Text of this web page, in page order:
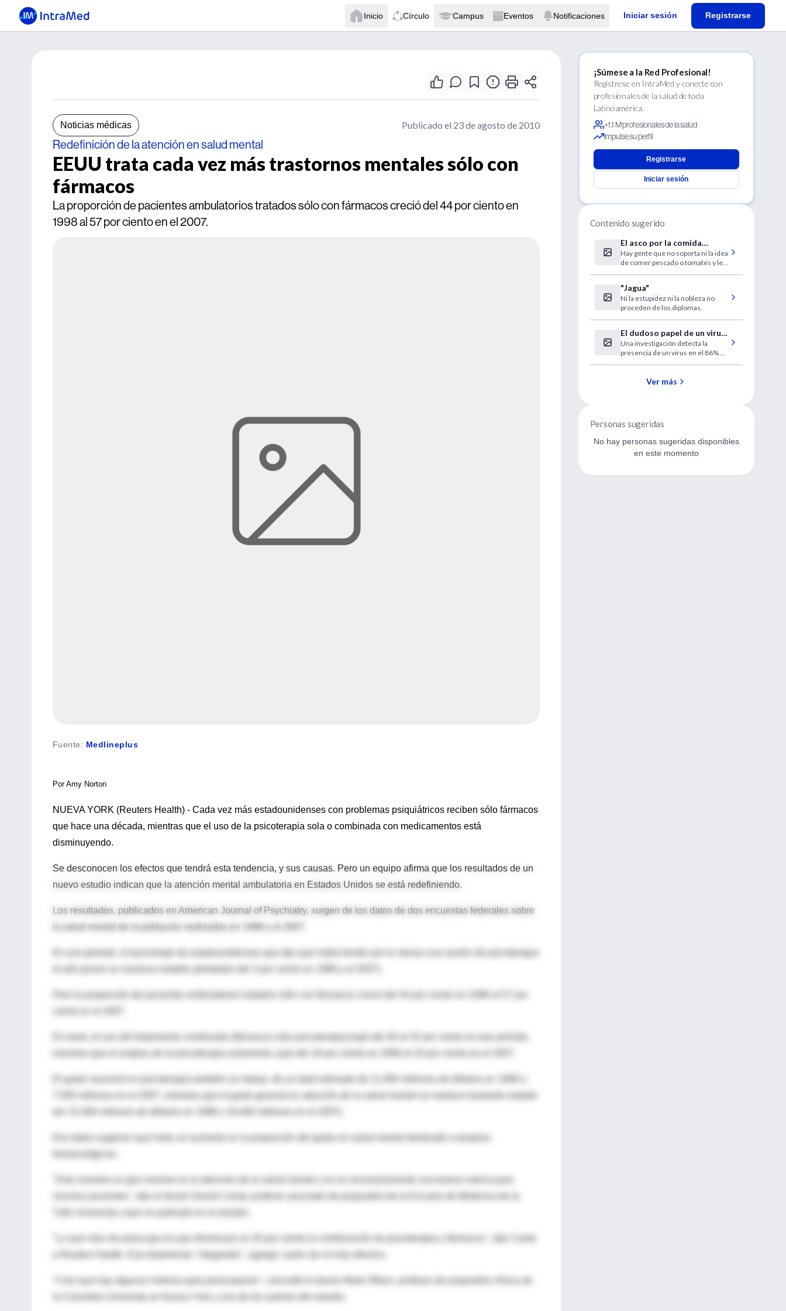
Inicio Círculo Campus Eventos Notificaciones Iniciar sesión Registrarse
Noticias médicas Publicado el 23 de agosto de 2010
Redefinición de la atención en salud mental
EEUU trata cada vez más trastornos mentales sólo con
fármacos
La proporción de pacientes ambulatorios tratados sólo con fármacos creció del 44 por ciento en
1998 al 57 por ciento en el 2007.
Fuente: Medlineplus
Por Amy Norton
NUEVA YORK (Reuters Health) - Cada vez más estadounidenses con problemas psiquiátricos reciben sólo fármacos
que hace una década, mientras que el uso de la psicoterapia sola o combinada con medicamentos está
disminuyendo.
Se desconocen los efectos que tendrá esta tendencia, y sus causas. Pero un equipo afirma que los resultados de un
nuevo estudio indican que la atención mental ambulatoria en Estados Unidos se está redefiniendo.
Los resultados, publicados en American Journal of Psychiatry, surgen de los datos de dos encuestas federales sobre
la salud mental de la población realizadas en 1998 y el 2007.
En ese período, el porcentaje de estadounidenses que dijo que había tenido por lo menos una sesión de psicoterapia
En tanto, el uso del tratamiento combinado (fármacos más psicoterapia) bajó del 40 al 32 por ciento en ese período,
mientras que el empleo de la psicoterapia solamente cayó del 16 por ciento en 1998 al 10 por ciento en el 2007.
El gasto nacional en psicoterapia también se redujo: de un total estimado de 11.000 millones de dólares en 1998 a
7.000 millones en el 2007, mientras que el gasto general en atención de la salud mental se mantuvo bastante estable
Eso datos sugieren que hubo un aumento en la proporción del gasto en salud mental destinado a terapias
farmacológicas.
muchos pacientes", dijo el doctor Daniel Carlat, profesor asociado de psiquiatría de la Escuela de Medicina de la
"Lo que más me preocupa es que disminuyó un 20 por ciento la combinación de psicoterapia y fármacos", dijo Carlat
a Reuters Health. Ese tratamiento "integrador", agregó, suele ser el más efectivo.
"Creo que hay algunos motivos para preocuparse", coincidió el doctor Mark Olfson, profesor de psiquiatría clínica de
¡Súmese a la Red Profesional!
Regístrese en IntraMed y conecte con
profesionales de la salud de toda
Latinoamérica.
+1.1 M profesionales de la salud
Impulse su perfil
Registrarse
Iniciar sesión
Contenido sugerido
El asco por la comida
"podría ser genético"
Hay gente que no soporta ni la idea
de comer pescado o tomates y les
"Jagua"
Ni la estupidez ni la nobleza no
proceden de los diplomas.
El dudoso papel de un virus
en la fatiga crónica
Una investigación detecta la
presencia de un virus en el 86% de
replicar resultados similares. Los
Ver más
Personas sugeridas
No hay personas sugeridas disponibles
en este momento